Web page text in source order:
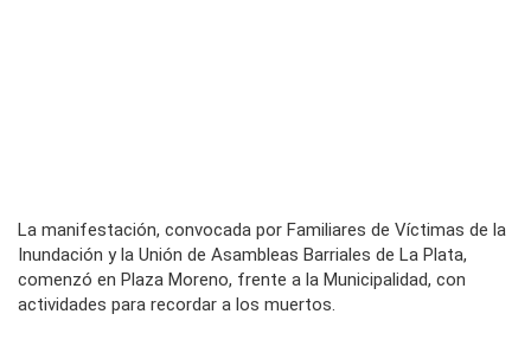
La manifestación, convocada por Familiares de Víctimas de la
Inundación y la Unión de Asambleas Barriales de La Plata,
comenzó en Plaza Moreno, frente a la Municipalidad, con
actividades para recordar a los muertos.